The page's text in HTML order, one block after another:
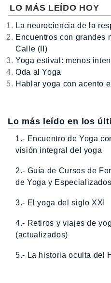
LO MÁS LEÍDO HOY
La neurociencia de la
Encuentros con grandes
Calle (II)
Yoga estival: menos
Oda al Yoga
Hablar yoga con acento
Lo más leído en los
1.- Encuentro de Yoga
visión integral del yoga
2.- Guía de Cursos de
de Yoga y
3.- El yoga del siglo XXI
4.- Retiros y viajes de
(actualizados)
5.- La historia oculta del